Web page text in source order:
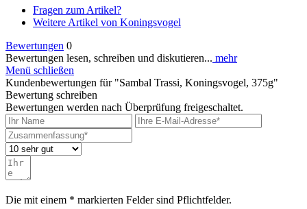
Fragen zum Artikel?
Weitere Artikel von Koningsvogel
Bewertungen 0
Bewertungen lesen, schreiben und diskutieren... mehr
Menü schließen
Kundenbewertungen für "Sambal Trassi, Koningsvogel, 375g"
Bewertung schreiben
Bewertungen werden nach Überprüfung freigeschaltet.
Die mit einem * markierten Felder sind Pflichtfelder.